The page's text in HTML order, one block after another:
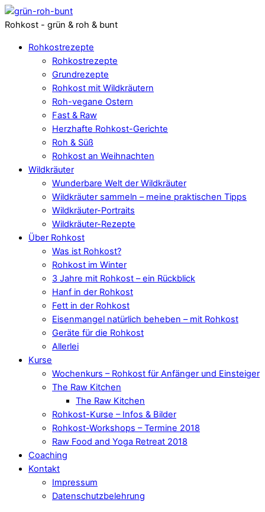
Rohkost - grün & roh & bunt
Rohkostrezepte
Rohkostrezepte
Grundrezepte
Rohkost mit Wildkräutern
Roh-vegane Ostern
Fast & Raw
Herzhafte Rohkost-Gerichte
Roh & Süß
Rohkost an Weihnachten
Wildkräuter
Wunderbare Welt der Wildkräuter
Wildkräuter sammeln – meine praktischen Tipps
Wildkräuter-Portraits
Wildkräuter-Rezepte
Über Rohkost
Was ist Rohkost?
Rohkost im Winter
3 Jahre mit Rohkost – ein Rückblick
Hanf in der Rohkost
Fett in der Rohkost
Eisenmangel natürlich beheben – mit Rohkost
Geräte für die Rohkost
Allerlei
Kurse
Wochenkurs – Rohkost für Anfänger und Einsteiger
The Raw Kitchen
The Raw Kitchen
Rohkost-Kurse – Infos & Bilder
Rohkost-Workshops – Termine 2018
Raw Food and Yoga Retreat 2018
Coaching
Kontakt
Impressum
Datenschutzbelehrung